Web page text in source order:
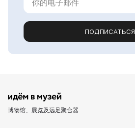
ПОДПИСАТЬСЯ
博物馆、展览及远足聚合器